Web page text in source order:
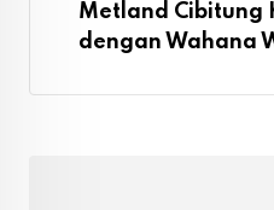
Metland Cibitung
dengan Wahana